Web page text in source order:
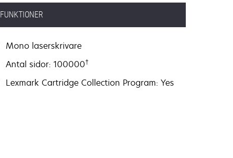
FUNKTIONER
Mono laserskrivare
Antal sidor: 100000†
Lexmark Cartridge Collection Program: Yes